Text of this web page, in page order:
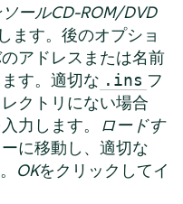
ールCD-ROM/DVD
ます。後のオプショ
アドレスまたは名前
す。適切な .ins フ
クトリにない場合
力します。
ロードす
に移動し、適切な
OKをクリックしてイ